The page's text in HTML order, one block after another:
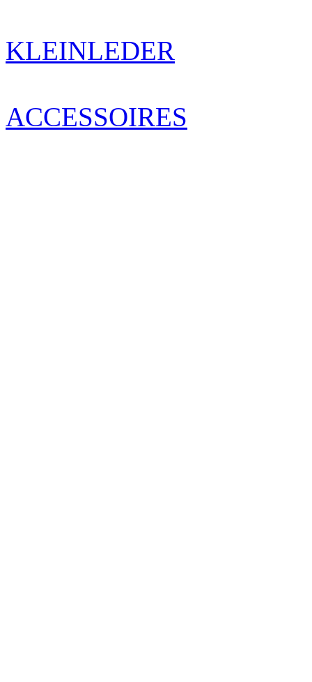
KLEINLEDER
ACCESSOIRES